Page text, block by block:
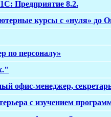
Предприятие 8.2.
курсы с «нуля» до
по персоналу»
офис-менеджер,
с изучением